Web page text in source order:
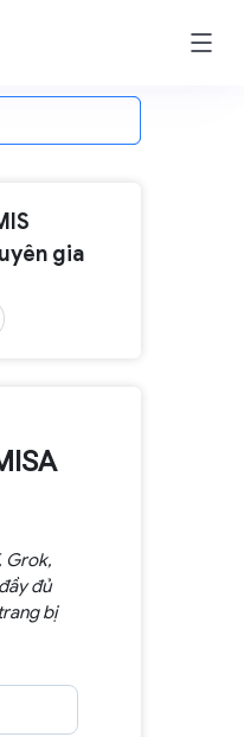
gia
Grok,
đủ
bị